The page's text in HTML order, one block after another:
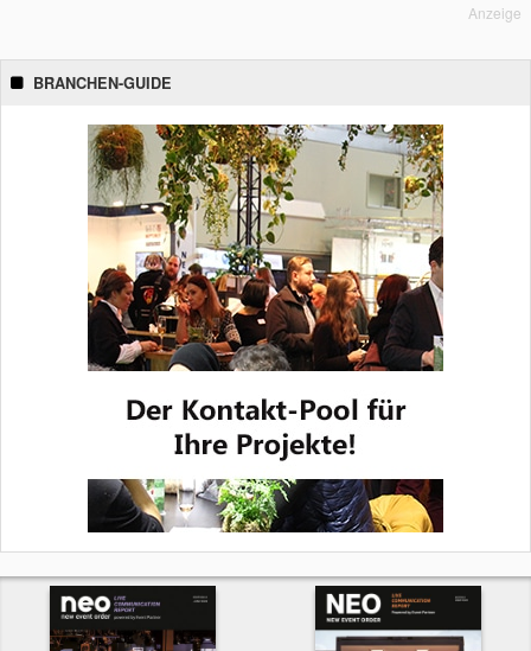
Anzeige
BRANCHEN-GUIDE